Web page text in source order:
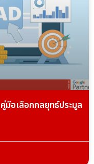
อเลือกกลยุทธ์ประมูล